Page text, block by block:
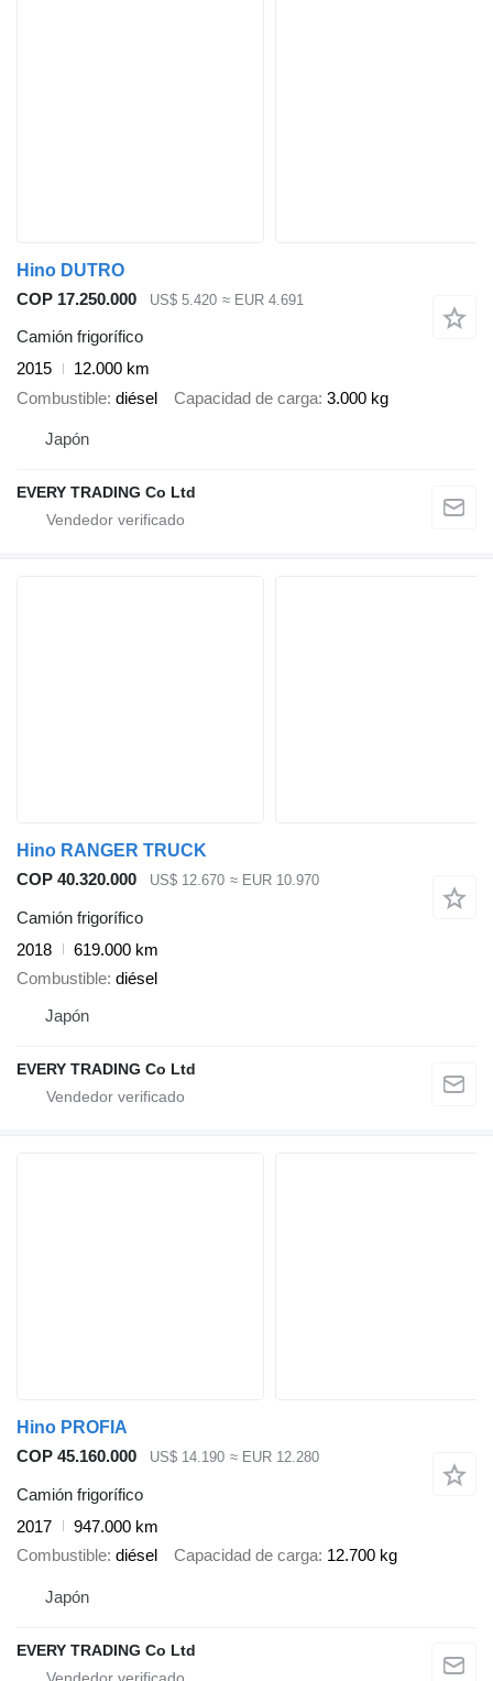
Hino DUTRO
COP 17.250.000
US$ 5.420 ≈ EUR 4.691
Camión frigorífico
2015
12.000 km
Combustible diésel Capacidad de carga 3.000 kg
Japón
EVERY TRADING Co Ltd
Hino RANGER TRUCK
COP 40.320.000
US$ 12.670 ≈ EUR 10.970
Camión frigorífico
2018
619.000 km
Combustible diésel
Japón
EVERY TRADING Co Ltd
Hino PROFIA
COP 45.160.000
US$ 14.190 ≈ EUR 12.280
Camión frigorífico
2017
947.000 km
Combustible diésel Capacidad de carga 12.700 kg
Japón
EVERY TRADING Co Ltd